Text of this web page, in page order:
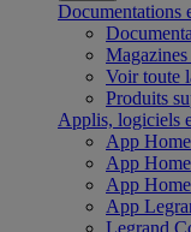
Documentations
Magazines
Voir toute
Produits
Applis, logiciels
App
App
App
App
Legrand